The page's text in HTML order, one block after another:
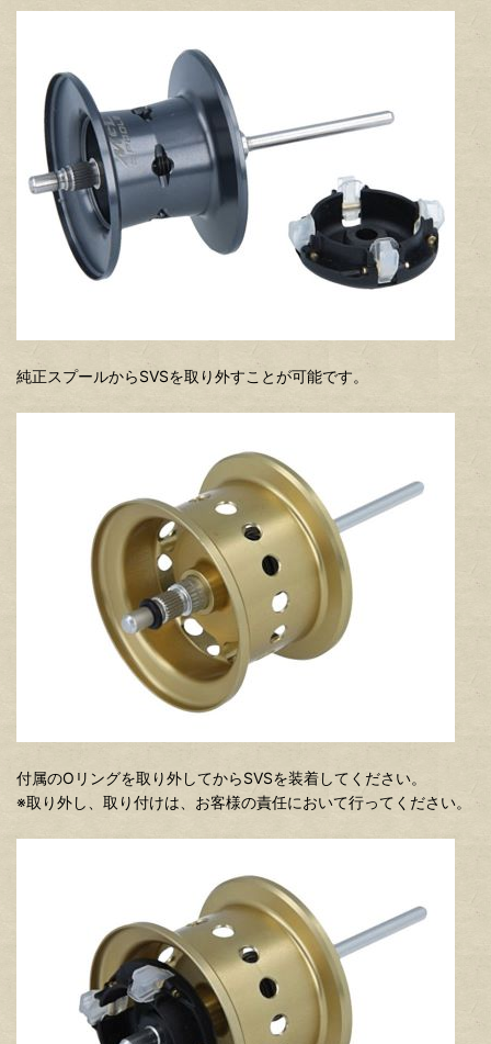
純正スプールからSVSを取り外すことが可能です。
付属のOリングを取り外してからSVSを装着してください。
※取り外し、取り付けは、お客様の責任において行ってください。